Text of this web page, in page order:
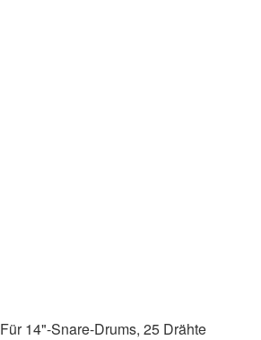
Für 14"-Snare-Drums, 25 Drähte